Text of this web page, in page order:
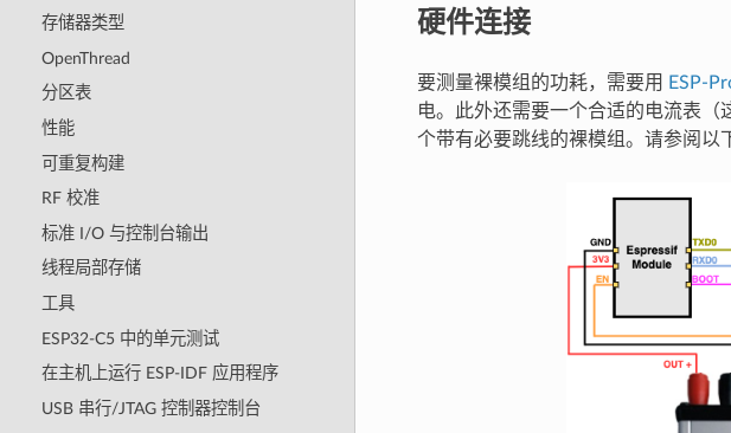
存储器类型
OpenThread
分区表
性能
可重复构建
RF 校准
标准 I/O 与控制台输出
线程局部存储
工具
ESP32-C5 中的单元测试
在主机上运行 ESP-IDF 应用程序
USB 串行/JTAG 控制器控制台
硬件连接
要测量裸模组的功耗，需要用 ESP-
电。此外还需要一个合适的电流表（
个带有必要跳线的裸模组。请参阅以